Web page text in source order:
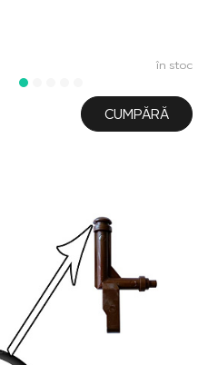
în stoc
CUMPĂRĂ